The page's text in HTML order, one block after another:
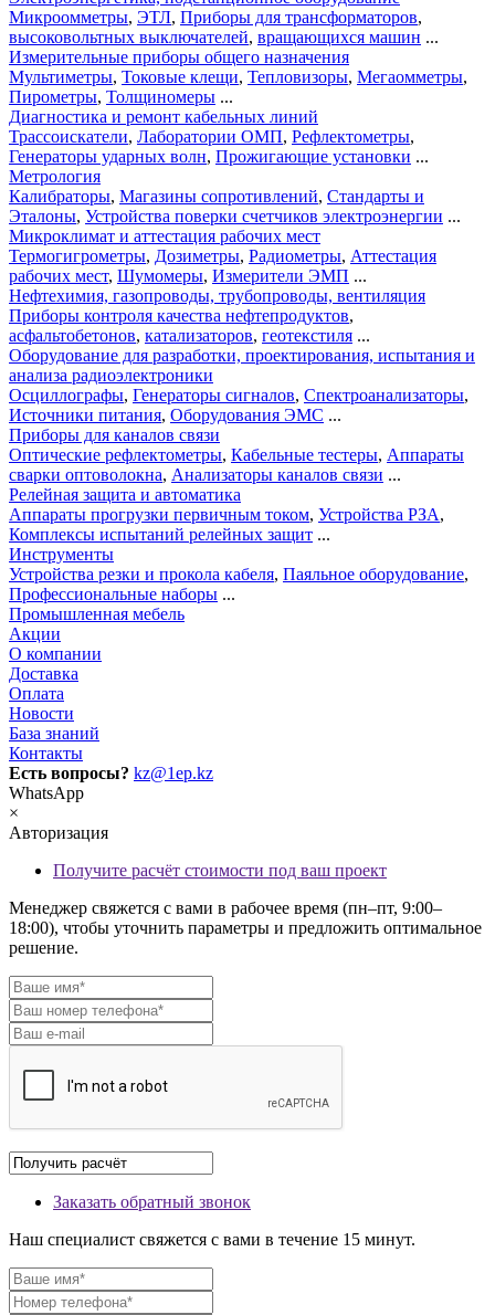
Микроомметры, ЭТЛ, Приборы для трансформаторов,
высоковольтных выключателей, вращающихся машин ...
Измерительные приборы общего назначения
Мультиметры, Токовые клещи, Тепловизоры, Мегаомметры,
Пирометры, Толщиномеры ...
Диагностика и ремонт кабельных линий
Трассоискатели, Лаборатории ОМП, Рефлектометры,
Генераторы ударных волн, Прожигающие установки ...
Метрология
Калибраторы, Магазины сопротивлений, Стандарты и
Эталоны, Устройства поверки счетчиков электроэнергии ...
Микроклимат и аттестация рабочих мест
Термогигрометры, Дозиметры, Радиометры, Аттестация
рабочих мест, Шумомеры, Измерители ЭМП ...
Нефтехимия, газопроводы, трубопроводы, вентиляция
Приборы контроля качества нефтепродуктов,
асфальтобетонов, катализаторов, геотекстиля ...
Оборудование для разработки, проектирования, испытания и
анализа радиоэлектроники
Осциллографы, Генераторы сигналов, Спектроанализаторы,
Источники питания, Оборудования ЭМС ...
Приборы для каналов связи
Оптические рефлектометры, Кабельные тестеры, Аппараты
сварки оптоволокна, Анализаторы каналов связи ...
Релейная защита и автоматика
Аппараты прогрузки первичным током, Устройства РЗА,
Комплексы испытаний релейных защит ...
Инструменты
Устройства резки и прокола кабеля, Паяльное оборудование,
Профессиональные наборы ...
Промышленная мебель
Акции
О компании
Доставка
Оплата
Новости
База знаний
Контакты
Есть вопросы? kz@1ep.kz
WhatsApp
×
Авторизация
Получите расчёт стоимости под ваш проект
Менеджер свяжется с вами в рабочее время (пн–пт, 9:00–
18:00), чтобы уточнить параметры и предложить оптимальное
решение.
Заказать обратный звонок
Наш специалист свяжется с вами в течение 15 минут.